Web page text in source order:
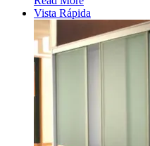
Vista Rápida